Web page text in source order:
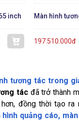
inch Màn hình
197.510.000đ
tương tác trong
tácđã trở thành
đồng thời tạo
hình quảng cáo,